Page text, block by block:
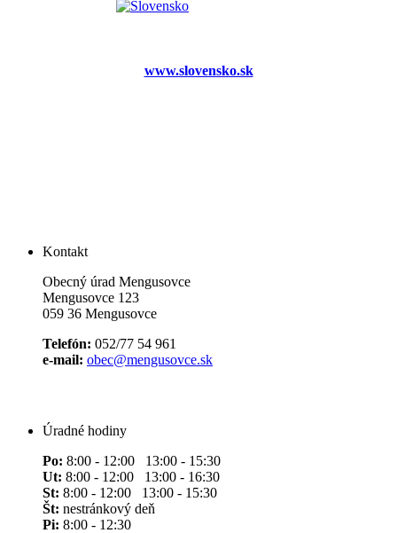
www.slovensko.sk
Kontakt
Obecný úrad Mengusovce
Mengusovce 123
059 36 Mengusovce
Telefón: 052/77 54 961
e-mail: obec@mengusovce.sk
Úradné hodiny
Po: 8:00 - 12:00 13:00 - 15:30
Ut: 8:00 - 12:00 13:00 - 16:30
St: 8:00 - 12:00 13:00 - 15:30
Št: nestránkový deň
Pi: 8:00 - 12:30